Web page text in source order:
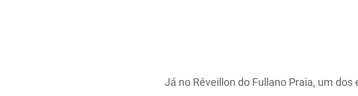
Já no Réveillon do Fullano Praia, um